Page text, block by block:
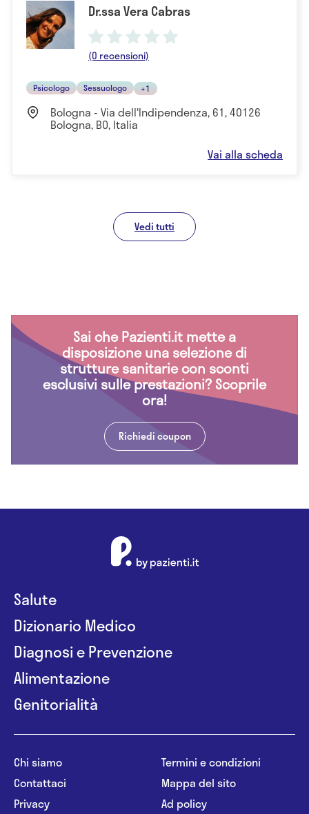
Dr.ssa Vera Cabras
(0 recensioni)
Psicologo Sessuologo +1
Bologna - Via dell'Indipendenza, 61, 40126
Bologna, BO, Italia
Vai alla scheda
Vedi tutti
Sai che Pazienti.it mette a
disposizione una selezione di
strutture sanitarie con sconti
esclusivi sulle prestazioni? Scoprile
ora!
Richiedi coupon
Salute
Dizionario Medico
Diagnosi e Prevenzione
Alimentazione
Genitorialità
Chi siamo
Contattaci
Privacy
Termini e condizioni
Mappa del sito
Ad policy